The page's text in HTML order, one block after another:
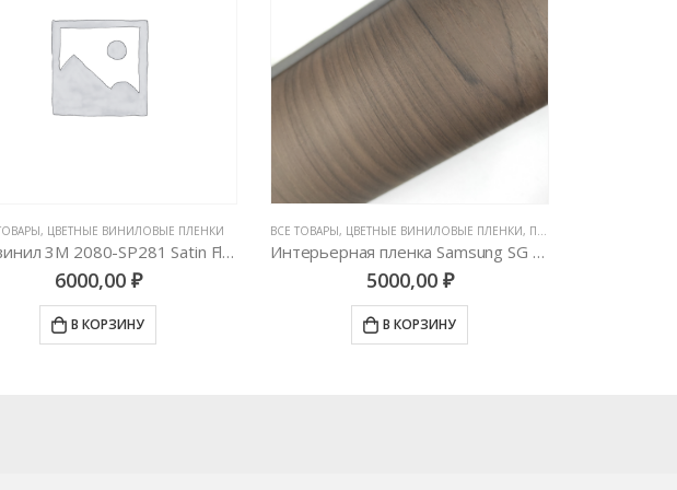
, ЦВЕТНЫЕ ВИНИЛОВЫЕ ПЛЕНКИ
Автовинил 3M 2080-SP281 Satin Flip Psychedelic
6000,00 ₽
В КОРЗИНУ
ВСЕ ТОВАРЫ, ЦВЕТНЫЕ ВИНИЛОВЫЕ ПЛЕНКИ, ПЛЕНКИ С ФАКТУРОЙ ДЕРЕВА И КОЖИ
Интерьерная пленка Samsung SG 5507
5000,00 ₽
В КОРЗИНУ